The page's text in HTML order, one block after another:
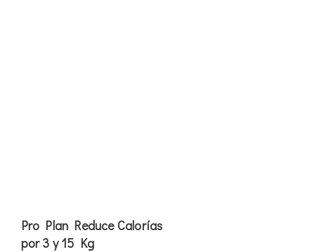
Pro Plan Reduce Calorías
por 3 y 15 Kg